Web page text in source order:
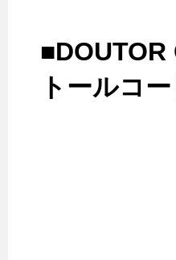
■DOUTOR
トールコー